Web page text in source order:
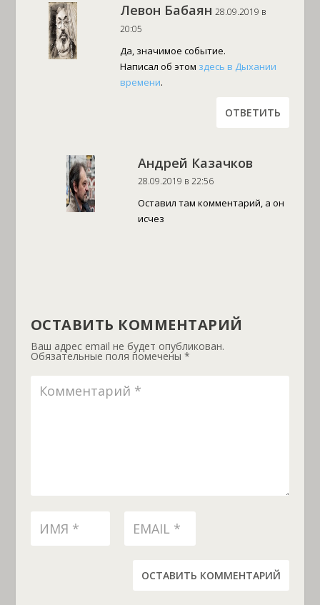
Левон Бабаян 28.09.2019 в
20:05
Да, значимое событие.
Написал об этом здесь в Дыхании
времени.
ОТВЕТИТЬ
Андрей Казачков
28.09.2019 в 22:56
Оставил там комментарий, а он
исчез
ОСТАВИТЬ КОММЕНТАРИЙ
Ваш адрес email не будет опубликован.
Обязательные поля помечены *
ОСТАВИТЬ КОММЕНТАРИЙ